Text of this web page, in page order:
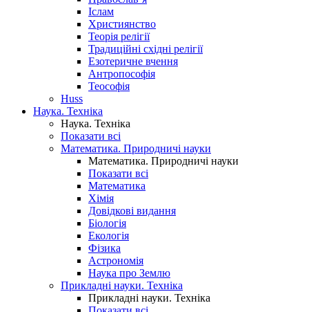
Іслам
Християнство
Теорія релігії
Традиційні східні релігії
Езотеричне вчення
Антропософія
Теософія
Huss
Наука. Техніка
Наука. Техніка
Показати всі
Математика. Природничі науки
Математика. Природничі науки
Показати всі
Математика
Хімія
Довідкові видання
Біологія
Екологія
Фізика
Астрономія
Наука про Землю
Прикладні науки. Техніка
Прикладні науки. Техніка